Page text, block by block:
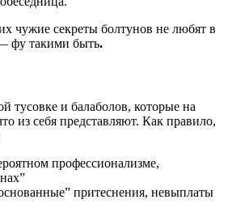
чужие секреты болтунов не любят в
фу такими быть.
тусовке и балаболов, которые на
из себя представляют. Как правило,
профессионализме,
притеснения, невыплаты